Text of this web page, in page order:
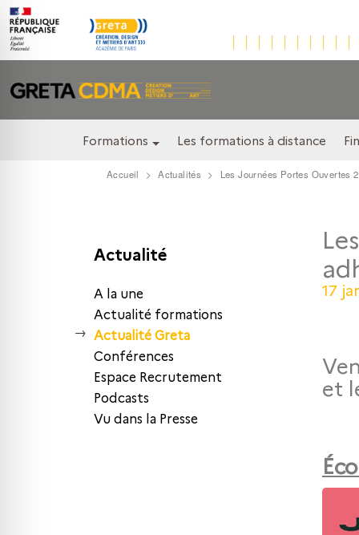
Formations Les formations à distance
Accueil Actualités Les Journées Portes Ouvertes
Actualité
A la une
Actualité formations
Actualité Greta
Conférences
Espace Recrutement
Podcasts
Vu dans la Presse
17
et